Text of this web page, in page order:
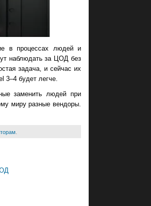
в процессах людей и
наблюдать за ЦОД без
задача, и сейчас их
3–4 будет легче.
заменить людей при
миру разные вендоры.